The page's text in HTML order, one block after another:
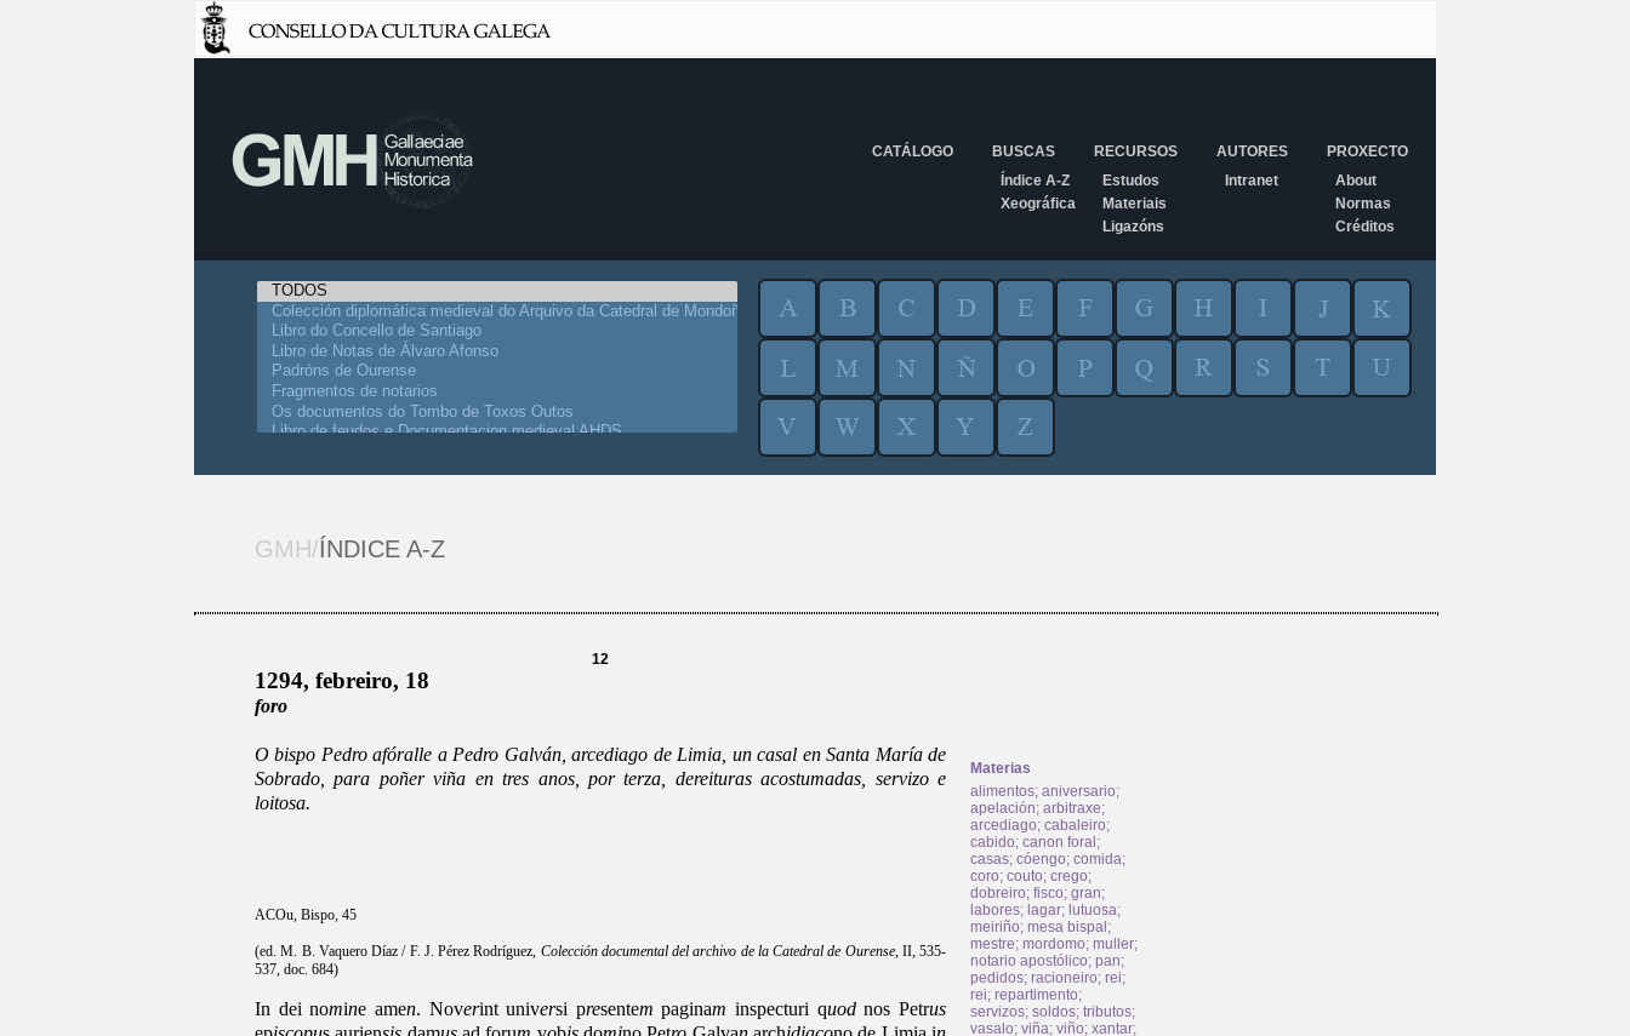
CATÁLOGO
BUSCAS
Índice A-Z
Xeográfica
RECURSOS
Estudos
Materiais
Ligazóns
AUTORES
Intranet
PROXECTO
About
Normas
Créditos
GMH/ÍNDICE A-Z
12
1294, febreiro, 18
foro
O bispo Pedro afóralle a Pedro Galván, arcediago de Limia, un casal en Santa María de
Sobrado, para poñer viña en tres anos, por terza, dereituras acostumadas, servizo e
loitosa.
ACOu, Bispo, 45
(ed. M. B. Vaquero Díaz / F. J. Pérez Rodríguez, Colección documental del archivo de la Catedral de Ourense, II, 535-
537, doc. 684)
In dei nomine amen. Noverint universi presentem paginam inspecturi quodnos Petrus
Materias
alimentos; aniversario;
apelación; arbitraxe;
arcediago; cabaleiro;
cabido; canon foral ;
casas; cóengo; comida;
coro; couto; crego;
dobreiro; fisco; gran;
labores; lagar; lutuosa;
meiriño; mesa bispal ;
mestre; mordomo; muller;
notario apostólico; pan;
pedidos; racioneiro; rei;
rei; repartimento;
servizos; soldos; tributos;
vasalo; viña; viño; xantar;